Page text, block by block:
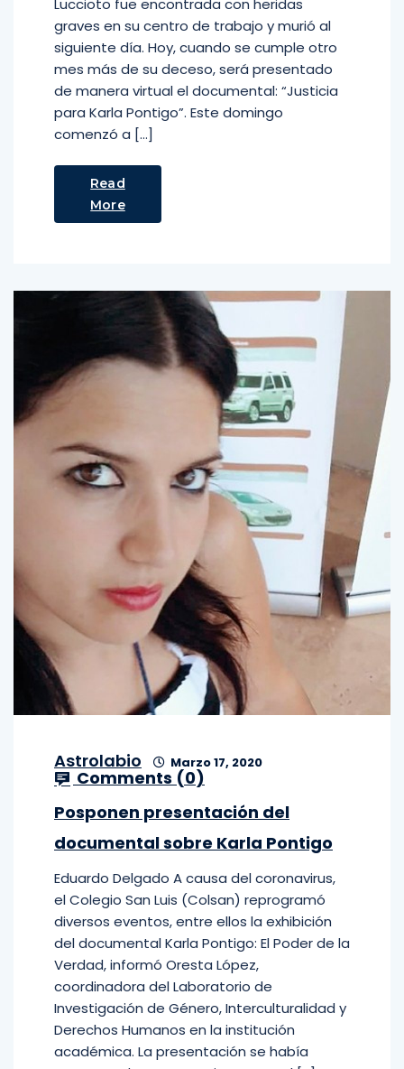
Luccioto fue encontrada con heridas
graves en su centro de trabajo y murió al
siguiente día. Hoy, cuando se cumple otro
mes más de su deceso, será presentado
de manera virtual el documental: “Justicia
para Karla Pontigo”. Este domingo
comenzó a […]
Read
More
Astrolabio Marzo 17, 2020
Comments (0)
Posponen presentación del
documental sobre Karla Pontigo
Eduardo Delgado A causa del coronavirus,
el Colegio San Luis (Colsan) reprogramó
diversos eventos, entre ellos la exhibición
del documental Karla Pontigo: El Poder de la
Verdad, informó Oresta López,
coordinadora del Laboratorio de
Investigación de Género, Interculturalidad y
Derechos Humanos en la institución
académica. La presentación se había